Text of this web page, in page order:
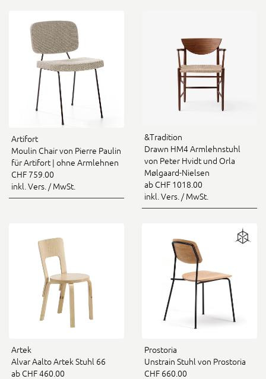
Artifort
Moulin Chair von Pierre Paulin
für Artifort | ohne Armlehnen
CHF 759.00
inkl. Vers. / MwSt.
&Tradition
Drawn HM4 Armlehnstuhl
von Peter Hvidt und Orla
Mølgaard-Nielsen
ab CHF 1018.00
inkl. Vers. / MwSt.
Artek
Alvar Aalto Artek Stuhl 66
ab CHF 460.00
Prostoria
Unstrain Stuhl von Prostoria
CHF 660.00